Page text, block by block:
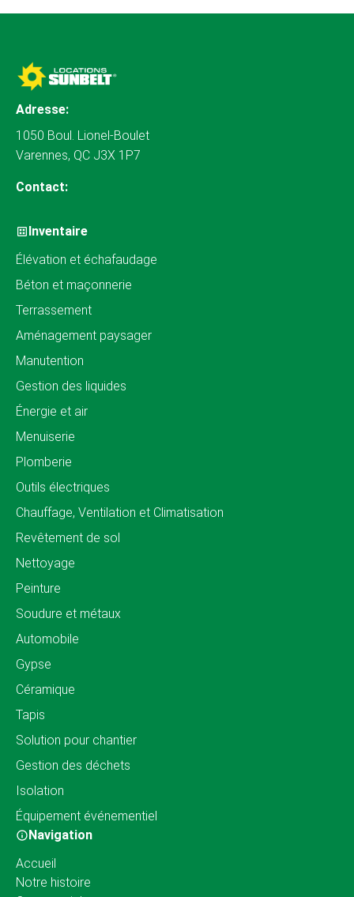
Adresse:
1050 Boul. Lionel-Boulet
Varennes, QC J3X 1P7
Contact:
Inventaire
Élévation et échafaudage
Béton et maçonnerie
Terrassement
Aménagement paysager
Manutention
Gestion des liquides
Énergie et air
Menuiserie
Plomberie
Outils électriques
Chauffage, Ventilation et Climatisation
Revêtement de sol
Nettoyage
Peinture
Soudure et métaux
Automobile
Gypse
Céramique
Tapis
Solution pour chantier
Gestion des déchets
Isolation
Équipement événementiel
Navigation
Accueil
Notre histoire